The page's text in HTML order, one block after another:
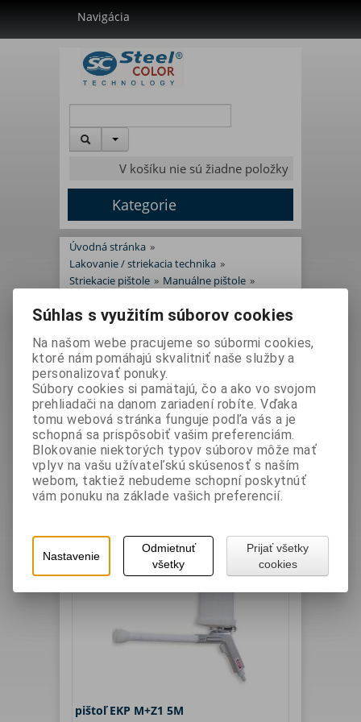
Navigácia
V košíku nie sú žiadne položky
Kategorie
Úvodná stránka »
Lakovanie / striekacia technika »
Striekacie pištole » Manuálne pištole »
Nanášanie plastov
elektrokinetika -
Výrobca Filter
EST + a.s.
Hľadať
1
pištoľ EKP M+Z1 5M
Súhlas s využitím súborov cookies
Na našom webe pracujeme so súbormi cookies,
ktoré nám pomáhajú skvalitniť naše služby a
personalizovať ponuky.
Súbory cookies si pamätajú, čo a ako vo svojom
prehliadači na danom zariadení robíte. Vďaka
tomu webová stránka funguje podľa vás a je
schopná sa prispôsobiť vašim preferenciám.
Blokovanie niektorých typov súborov môže mať
vplyv na vašu užívateľskú skúsenosť s naším
webom, taktiež nebudeme schopní poskytnúť
vám ponuku na základe vašich preferencií.
Nastavenie
Odmietnuť
všetky
Prijať všetky
cookies